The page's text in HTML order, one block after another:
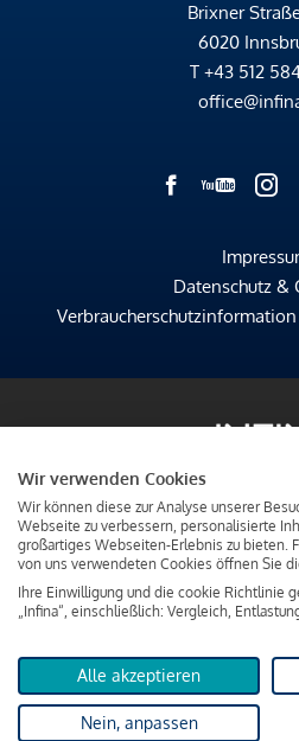
Brixner
6020
T +43 512
Datenschutz &
Wir verwenden Cookies
Wir können diese zur Analyse unserer
Webseite zu verbessern, personalisierte
großartiges Webseiten-Erlebnis zu bieten.
von uns verwendeten Cookies öffnen Sie
Ihre Einwilligung und die cookie Richtlinie
„Infina“, einschließlich: Vergleich,
Alle akzeptieren
Nein, anpassen